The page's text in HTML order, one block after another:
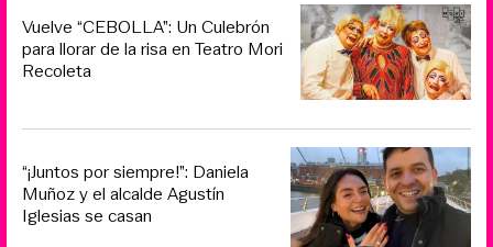
Vuelve “CEBOLLA”: Un Culebrón
para llorar de la risa en Teatro Mori
Recoleta
“¡Juntos por siempre!”: Daniela
Muñoz y el alcalde Agustín
Iglesias se casan